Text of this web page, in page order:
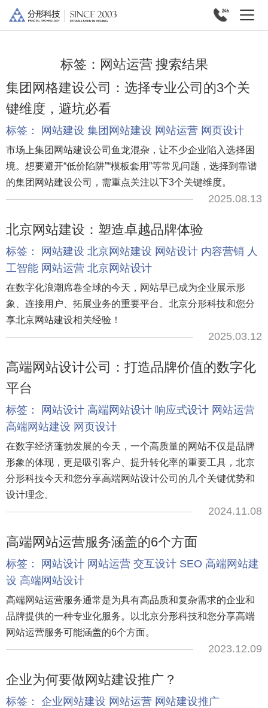
标签： 网站运营 搜索结果
集团网格建设公司：选择专业公司的3个关
键维度，避坑必看
标签： 网站建设 集团网站建设 网站运营 网页设计
市场上集团网站建设公司鱼龙混杂，让不少企业陷入选择困
境。想要避开“低价陷阱”“模板套用”等常见问题，选择到靠谱
的集团网站建设公司，需重点关注以下3个关键维度。
2025.08.13
北京网站建设：塑造卓越品牌体验
标签： 网站建设 北京网站建设 网站设计 内容营销 人
工智能 网站运营 北京网站设计
在数字化浪潮席卷全球的今天，网站早已成为企业展示形
象、连接用户、拓展业务的重要平台。北京分形科技和您分
享北京网站建设相关经验！
2025.03.12
高端网站设计公司：打造品牌价值的数字化
平台
标签： 网站设计 高端网站设计 响应式设计 网站运营
高端网站建设 网页设计
在数字经济蓬勃发展的今天，一个高质量的网站不仅是品牌
形象的体现，更是吸引客户、提升转化率的重要工具，北京
分形科技今天和您分享高端网站设计公司的几个关键优势和
设计理念。
2024.11.08
高端网站运营服务涵盖的6个方面
标签： 网站设计 网站运营 交互设计 SEO 高端网站建
设 高端网站设计
高端网站运营服务通常是为具有高品质和复杂需求的企业和
品牌提供的一种专业化服务。以北京分形科技和您分享高端
网站运营服务可能涵盖的6个方面。
2023.12.09
企业为何要做网站建设推广？
标签： 企业网站建设 网站运营 网站建设推广